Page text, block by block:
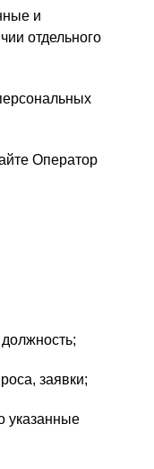
и
отдельного
Оператор
заявки;
указанные